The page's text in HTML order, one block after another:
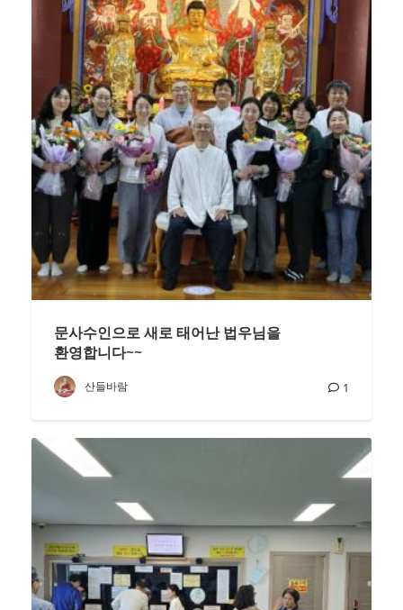
문사수인으로 새로 태어난 법우님을
환영합니다~~
산들바람 1